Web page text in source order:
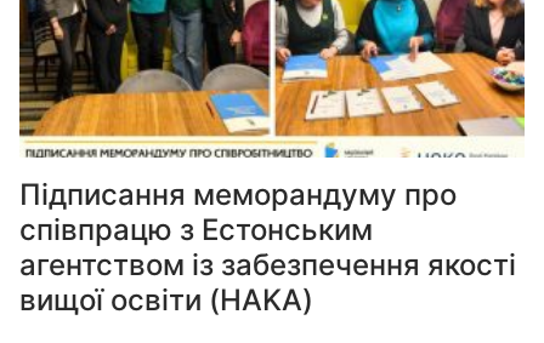
Підписання меморандуму про
співпрацю з Естонським
агентством із забезпечення якості
вищої освіти (HAKA)